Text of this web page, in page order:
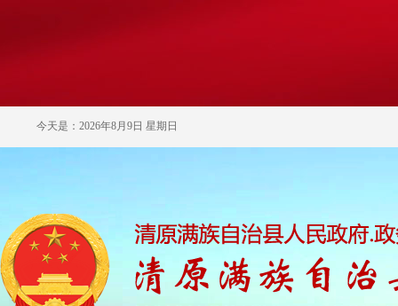
今天是：2026年8月9日 星期日